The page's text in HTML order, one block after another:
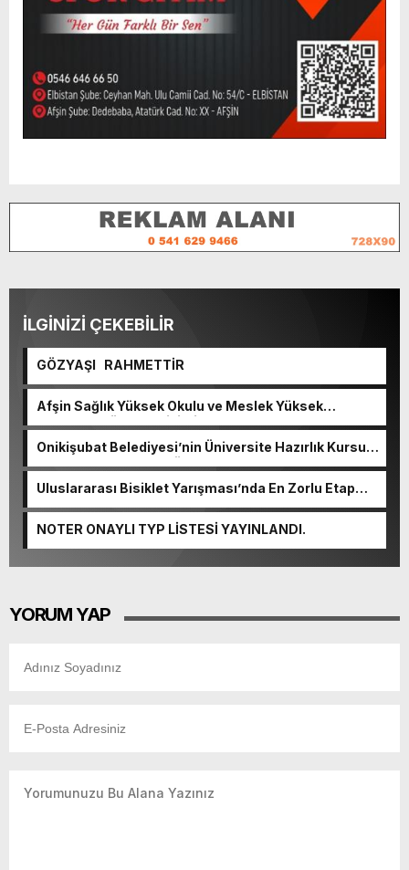
İLGİNİZİ ÇEKEBİLİR
GÖZYAŞI RAHMETTİR
Afşin Sağlık Yüksek Okulu ve Meslek Yüksek
Okulunda görev değişimi!
Onikişubat Belediyesi’nin Üniversite Hazırlık Kursu
başvurularında son gün 7 Ağustos.
Uluslararası Bisiklet Yarışması’nda En Zorlu Etap
NOTER ONAYLI TYP LİSTESİ YAYINLANDI.
YORUM YAP